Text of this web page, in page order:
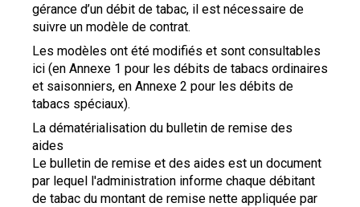
gérance d’un débit de tabac, il est nécessaire de
suivre un modèle de contrat.
Les modèles ont été modifiés et sont consultables
ici (en Annexe 1 pour les débits de tabacs ordinaires
et saisonniers, en Annexe 2 pour les débits de
tabacs spéciaux).
La dématérialisation du bulletin de remise des
aides
Le bulletin de remise et des aides est un document
par lequel l'administration informe chaque débitant
de tabac du montant de remise nette appliquée par